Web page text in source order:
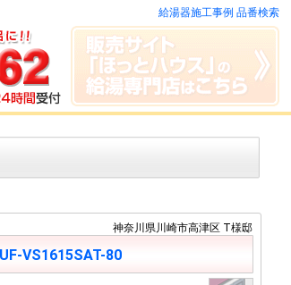
給湯器施工事例 品番検索
神奈川県川崎市高津区 T様邸
VS1615SAT-80